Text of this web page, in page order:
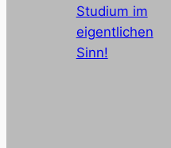
Studium im
eigentlichen
Sinn!